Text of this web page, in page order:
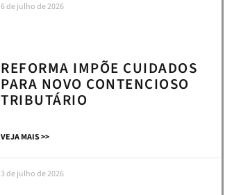
6 de julho de 2026
REFORMA IMPÕE CUIDADOS
PARA NOVO CONTENCIOSO
TRIBUTÁRIO
VEJA MAIS >>
3 de julho de 2026